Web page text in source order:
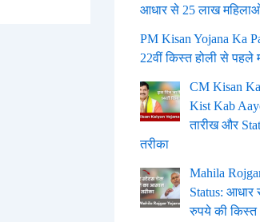
आधार से 25 लाख
PM Kisan Yojana Ka
22वीं किस्त होली से पहले
CM Kisan
Kist Kab
तारीख और
तरीका
Mahila
Status:
रुपये की किस्त